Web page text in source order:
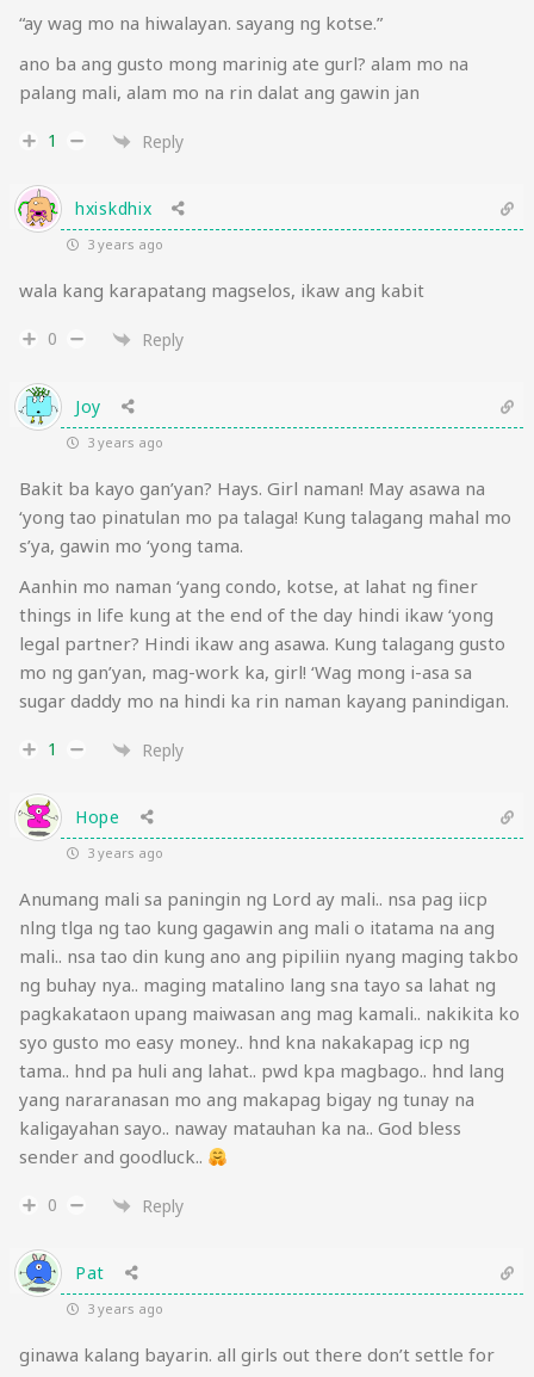
“ay wag mo na hiwalayan. sayang ng kotse.”
ano ba ang gusto mong marinig ate gurl? alam mo na
palang mali, alam mo na rin dalat ang gawin jan
1 Reply
hxiskdhix
3 years ago
wala kang karapatang magselos, ikaw ang kabit
0 Reply
Joy
3 years ago
Bakit ba kayo gan’yan? Hays. Girl naman! May asawa na
‘yong tao pinatulan mo pa talaga! Kung talagang mahal mo
s’ya, gawin mo ‘yong tama.
Aanhin mo naman ‘yang condo, kotse, at lahat ng finer
things in life kung at the end of the day hindi ikaw ‘yong
legal partner? Hindi ikaw ang asawa. Kung talagang gusto
mo ng gan’yan, mag-work ka, girl! ‘Wag mong i-asa sa
sugar daddy mo na hindi ka rin naman kayang panindigan.
1 Reply
Hope
3 years ago
Anumang mali sa paningin ng Lord ay mali.. nsa pag iicp
nlng tlga ng tao kung gagawin ang mali o itatama na ang
mali.. nsa tao din kung ano ang pipiliin nyang maging takbo
ng buhay nya.. maging matalino lang sna tayo sa lahat ng
pagkakataon upang maiwasan ang mag kamali.. nakikita ko
syo gusto mo easy money.. hnd kna nakakapag icp ng
tama.. hnd pa huli ang lahat.. pwd kpa magbago.. hnd lang
yang nararanasan mo ang makapag bigay ng tunay na
kaligayahan sayo.. naway matauhan ka na.. God bless
sender and goodluck..
0 Reply
Pat
3 years ago
ginawa kalang bayarin. all girls out there don’t settle for